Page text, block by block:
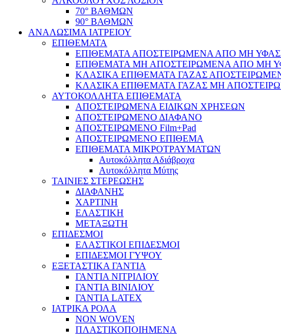
70° ΒΑΘΜΩΝ
90° ΒΑΘΜΩΝ
ΑΝΑΛΩΣΙΜΑ ΙΑΤΡΕΙΟΥ
ΕΠΙΘΕΜΑΤΑ
ΕΠΙΘΕΜΑΤΑ ΑΠΟΣΤΕΙΡΩΜΕΝΑ ΑΠΟ ΜΗ
ΕΠΙΘΕΜΑΤΑ ΜΗ ΑΠΟΣΤΕΙΡΩΜΕΝΑ ΑΠΟ ΜΗ
ΚΛΑΣΙΚΑ ΕΠΙΘΕΜΑΤΑ ΓΑΖΑΣ
ΚΛΑΣΙΚΑ ΕΠΙΘΕΜΑΤΑ ΓΑΖΑΣ ΜΗ
ΑΥΤΟΚΟΛΛΗΤΑ ΕΠΙΘΕΜΑΤΑ
ΑΠΟΣΤΕΙΡΩΜΕΝΑ ΕΙΔΙΚΩΝ ΧΡΗΣΕΩΝ
ΑΠΟΣΤΕΙΡΩΜΕΝΟ ΔΙΑΦΑΝΟ
ΑΠΟΣΤΕΙΡΩΜΕΝΟ Film+Pad
ΑΠΟΣΤΕΙΡΩΜΕΝΟ ΕΠΙΘΕΜΑ
ΕΠΙΘΕΜΑΤΑ ΜΙΚΡΟΤΡΑΥΜΑΤΩΝ
Αυτοκόλλητα Αδιάβροχα
Αυτοκόλλητα Μύτης
ΤΑΙΝΙΕΣ ΣΤΕΡΕΩΣΗΣ
ΔΙΑΦΑΝΗΣ
ΧΑΡΤΙΝΗ
ΕΛΑΣΤΙΚΗ
ΜΕΤΑΞΩΤΗ
ΕΠΙΔΕΣΜΟΙ
ΕΛΑΣΤΙΚΟΙ ΕΠΙΔΕΣΜΟΙ
ΕΠΙΔΕΣΜΟΙ ΓΥΨΟΥ
ΕΞΕΤΑΣΤΙΚΑ ΓΑΝΤΙΑ
ΓΑΝΤΙΑ ΝΙΤΡΙΛΙΟΥ
ΓΑΝΤΙΑ ΒΙΝΙΛΙΟΥ
ΓΑΝΤΙΑ LATEX
ΙΑΤΡΙΚΑ ΡΟΛΑ
NON WOVEN
ΠΛΑΣΤΙΚΟΠΟΙΗΜΕΝΑ